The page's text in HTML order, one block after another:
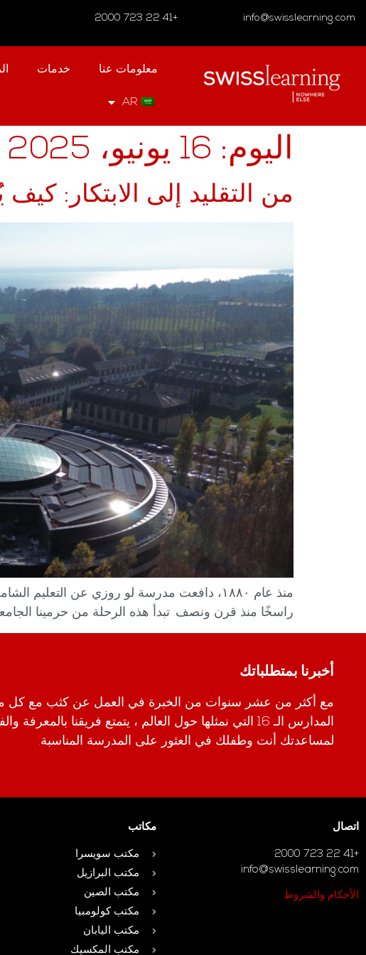
info@swisslearning.com
+41 22 723 2000
معلومات عنا خدمات
AR
اليوم: 16 يونيو، 2025
من التقليد إلى الابتكار:
منذ عام ١٨٨٠، دافعت مدرسة لو روزي عن
راسخًا منذ قرن ونصف. تبدأ هذه الرحلة من حرمينا
أخبرنا بمتطلباتك
مع أكثر من عشر سنوات من الخبرة في العمل عن كثب مع كل
المدارس الـ 16 التي نمثلها حول العالم ، يتمتع فريقنا بالمعرفة
لمساعدتك أنت وطفلك في العثور على المدرسة المناسبة.
اتصال
+41 22 723 2000
info@swisslearning.com
الأحكام والشروط
مكاتب
مكتب سويسرا
مكتب البرازيل
مكتب الصين
مكتب كولومبيا
مكتب اليابان
مكتب المكسيك